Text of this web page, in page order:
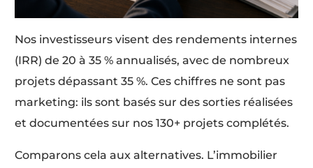
Nos investisseurs visent des rendements internes
(IRR) de 20 à 35 % annualisés, avec de nombreux
projets dépassant 35 %. Ces chiffres ne sont pas
marketing: ils sont basés sur des sorties réalisées
et documentées sur nos 130+ projets complétés.
Comparons cela aux alternatives. L’immobilier